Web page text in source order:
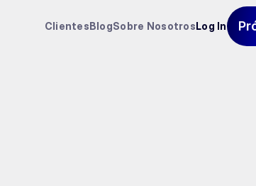
ClientesBlogSobre NosotrosLog In